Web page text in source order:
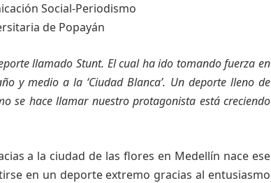
Social-Periodismo
de Popayán
llamado Stunt. El cual ha ido tomando fuerza en
y medio a la ‘Ciudad Blanca’. Un deporte lleno de
se hace llamar nuestro protagonista está creciendo
a la ciudad de las flores en Medellín nace ese
en un deporte extremo gracias al entusiasmo